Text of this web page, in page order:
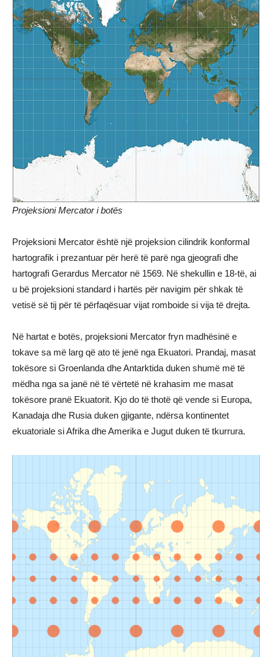
Projeksioni Mercator i botës
Projeksioni Mercator është një projeksion cilindrik konformal
hartografik i prezantuar për herë të parë nga gjeografi dhe
hartografi Gerardus Mercator në 1569. Në shekullin e 18-të, ai
u bë projeksioni standard i hartës për navigim për shkak të
vetisë së tij për të përfaqësuar vijat romboide si vija të drejta.
Në hartat e botës, projeksioni Mercator fryn madhësinë e
tokave sa më larg që ato të jenë nga Ekuatori. Prandaj, masat
tokësore si Groenlanda dhe Antarktida duken shumë më të
mëdha nga sa janë në të vërtetë në krahasim me masat
tokësore pranë Ekuatorit. Kjo do të thotë që vende si Europa,
Kanadaja dhe Rusia duken gjigante, ndërsa kontinentet
ekuatoriale si Afrika dhe Amerika e Jugut duken të tkurrura.